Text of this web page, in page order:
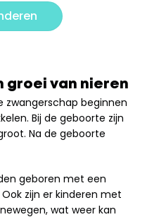
groei van nieren
zwangerschap beginnen
Bij de geboorte zijn
Na de geboorte
geboren met een
zijn er kinderen met
wat weer kan